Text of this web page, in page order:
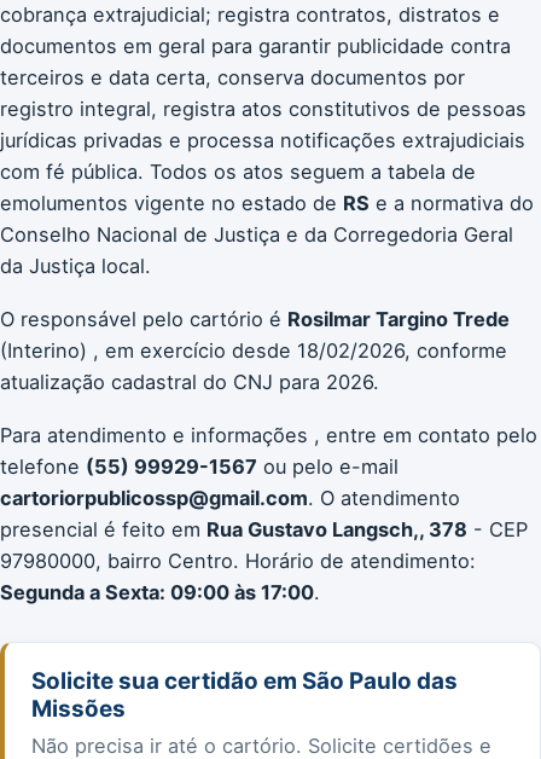
cobrança extrajudicial; registra contratos, distratos e
documentos em geral para garantir publicidade contra
terceiros e data certa, conserva documentos por
registro integral, registra atos constitutivos de pessoas
jurídicas privadas e processa notificações extrajudiciais
com fé pública. Todos os atos seguem a tabela de
emolumentos vigente no estado de RS e a normativa do
Conselho Nacional de Justiça e da Corregedoria Geral
da Justiça local.
O responsável pelo cartório é Rosilmar Targino Trede
(Interino) , em exercício desde 18/02/2026, conforme
atualização cadastral do CNJ para 2026.
Para atendimento e informações , entre em contato pelo
telefone (55) 99929-1567 ou pelo e-mail
cartoriorpublicossp@gmail.com. O atendimento
presencial é feito em Rua Gustavo Langsch,, 378 - CEP
97980000, bairro Centro. Horário de atendimento:
Segunda a Sexta: 09:00 às 17:00.
Solicite sua certidão em São Paulo das
Missões
Não precisa ir até o cartório. Solicite certidões e